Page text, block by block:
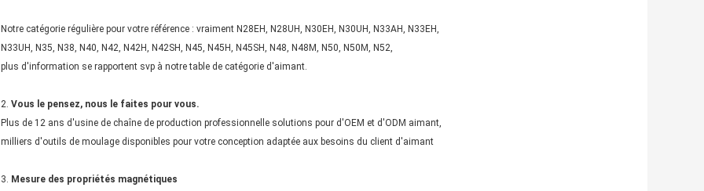
Notre catégorie régulière pour votre référence : vraiment N28EH, N28UH, N30EH, N30UH, N33AH, N33EH,
N33UH, N35, N38, N40, N42, N42H, N42SH, N45, N45H, N45SH, N48, N48M, N50, N50M, N52,
plus d'information se rapportent svp à notre table de catégorie d'aimant.
2. Vous le pensez, nous le faites pour vous.
Plus de 12 ans d'usine de chaîne de production professionnelle solutions pour d'OEM et d'ODM aimant,
milliers d'outils de moulage disponibles pour votre conception adaptée aux besoins du client d'aimant
3. Mesure des propriétés magnétiques